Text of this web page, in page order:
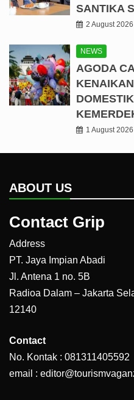
SANTIKA
2 August 2026
NEWS
AGODA
1 August 2026
ABOUT US
Contact Grip
Address
PT. Jaya Impian Abadi
Jl. Antena 1 no. 5B
Radioa Dalam – Jakarta
12140
Contact
No. Kontak : 081311405592
email :